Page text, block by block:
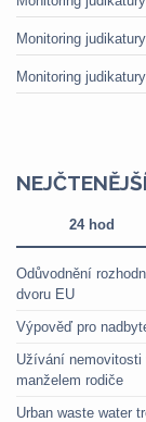
Monitoring
Monitoring
24 hod
Odůvodnění
dvoru EU
Výpověď pro
Užívání
manželem rodiče
Urban waste water